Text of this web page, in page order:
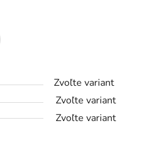
Zvoľte variant
Zvoľte variant
Zvoľte variant